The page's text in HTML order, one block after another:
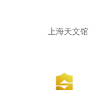
上海天文馆